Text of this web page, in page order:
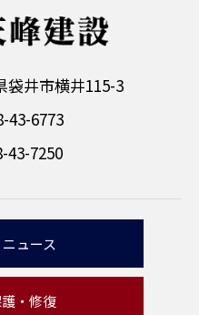
井市横井115-3
43-6773
43-7250
ュース
・修復